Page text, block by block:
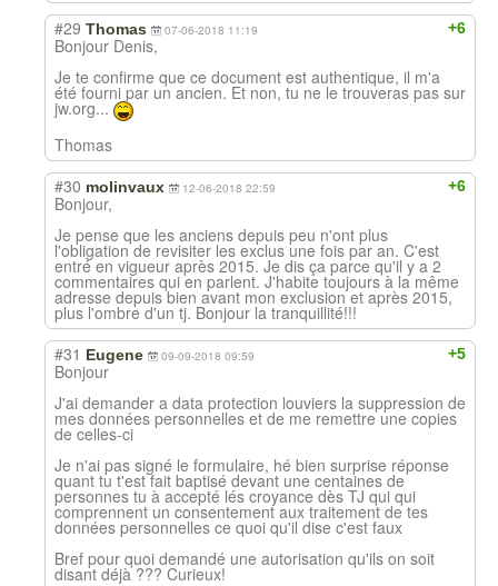
+6
#29 Thomas 07-06-2018 11:19
Bonjour Denis,
Je te confirme que ce document est authentique, il m'a
été fourni par un ancien. Et non, tu ne le trouveras pas sur
jw.org...
Thomas
+6
#30 molinvaux 12-06-2018 22:59
Bonjour,
Je pense que les anciens depuis peu n'ont plus
l'obligation de revisiter les exclus une fois par an. C'est
entré en vigueur après 2015. Je dis ça parce qu'il y a 2
commentaires qui en parlent. J'habite toujours à la même
adresse depuis bien avant mon exclusion et après 2015,
plus l'ombre d'un tj. Bonjour la tranquillité!!!
+5
#31 Eugene 09-09-2018 09:59
Bonjour
J'ai demander a data protection louviers la suppression de
mes données personnelles et de me remettre une copies
de celles-ci
Je n'ai pas signé le formulaire, hé bien surprise réponse
quant tu t'est fait baptisé devant une centaines de
personnes tu à accepté lés croyance dès TJ qui qui
comprennent un consentement aux traitement de tes
données personnelles ce quoi qu'il dise c'est faux
Bref pour quoi demandé une autorisation qu'ils on soit
disant déjà ??? Curieux!